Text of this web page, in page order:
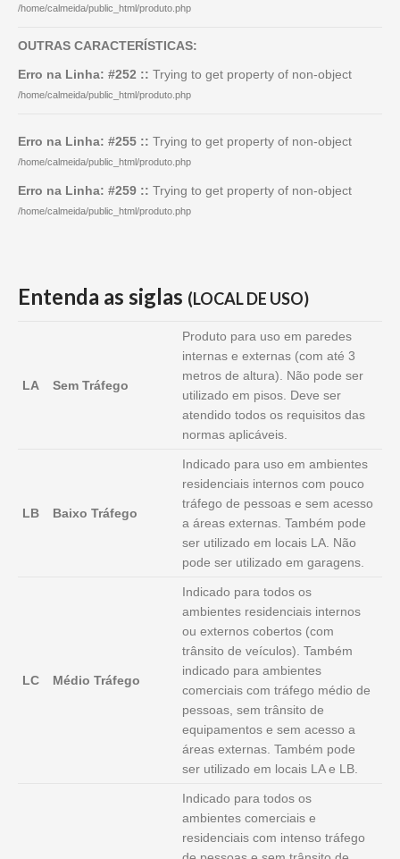
/home/calmeida/public_html/produto.php
OUTRAS CARACTERÍSTICAS:
Erro na Linha: #252 :: Trying to get property of non-object
/home/calmeida/public_html/produto.php
Erro na Linha: #255 :: Trying to get property of non-object
/home/calmeida/public_html/produto.php
Erro na Linha: #259 :: Trying to get property of non-object
/home/calmeida/public_html/produto.php
Entenda as siglas (LOCAL DE USO)
LA Sem Tráfego
Produto para uso em paredes
internas e externas (com até 3
metros de altura). Não pode ser
utilizado em pisos. Deve ser
atendido todos os requisitos das
normas aplicáveis.
LB Baixo Tráfego
Indicado para uso em ambientes
residenciais internos com pouco
tráfego de pessoas e sem acesso
a áreas externas. Também pode
ser utilizado em locais LA. Não
pode ser utilizado em garagens.
LC Médio Tráfego
Indicado para todos os
ambientes residenciais internos
ou externos cobertos (com
trânsito de veículos). Também
indicado para ambientes
comerciais com tráfego médio de
pessoas, sem trânsito de
equipamentos e sem acesso a
áreas externas. Também pode
ser utilizado em locais LA e LB.
Indicado para todos os
ambientes comerciais e
residenciais com intenso tráfego